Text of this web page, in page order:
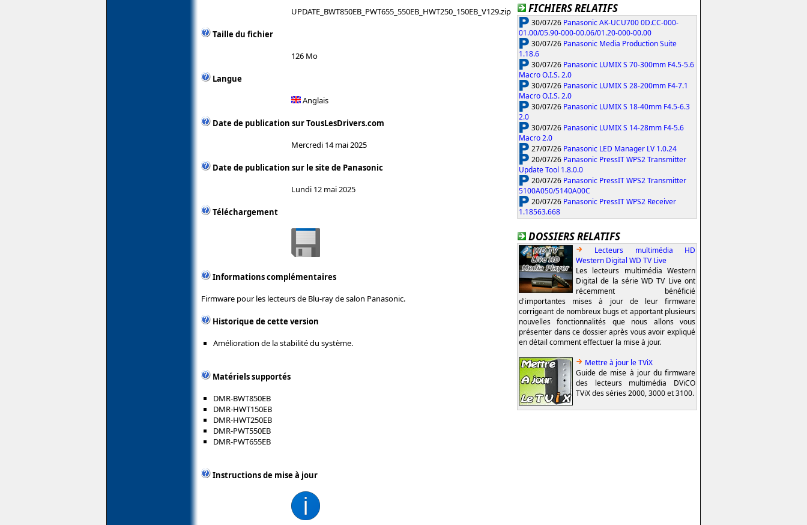
UPDATE_BWT850EB_PWT655_550EB_HWT250_150EB_V129.zip
Taille du fichier
126 Mo
Langue
Anglais
Date de publication sur TousLesDrivers.com
Mercredi 14 mai 2025
Date de publication sur le site de Panasonic
Lundi 12 mai 2025
Téléchargement
Informations complémentaires
Firmware pour les lecteurs de Blu-ray de salon Panasonic.
Historique de cette version
Amélioration de la stabilité du système.
Matériels supportés
DMR-BWT850EB
DMR-HWT150EB
DMR-HWT250EB
DMR-PWT550EB
DMR-PWT655EB
Instructions de mise à jour
FICHIERS RELATIFS
30/07/26 Panasonic AK-UCU700 0D.CC-000-
01.00/05.90-000-00.06/01.20-000-00.00
30/07/26 Panasonic Media Production Suite
1.18.6
30/07/26 Panasonic LUMIX S 70-300mm F4.5-5.6
Macro O.I.S. 2.0
30/07/26 Panasonic LUMIX S 28-200mm F4-7.1
Macro O.I.S. 2.0
30/07/26 Panasonic LUMIX S 18-40mm F4.5-6.3
2.0
30/07/26 Panasonic LUMIX S 14-28mm F4-5.6
Macro 2.0
27/07/26 Panasonic LED Manager LV 1.0.24
20/07/26 Panasonic PressIT WPS2 Transmitter
Update Tool 1.8.0.0
20/07/26 Panasonic PressIT WPS2 Transmitter
5100A050/5140A00C
20/07/26 Panasonic PressIT WPS2 Receiver
1.18563.668
DOSSIERS RELATIFS
Lecteurs multimédia HD
Western Digital WD TV Live
Les lecteurs multimédia Western
Digital de la série WD TV Live ont
récemment bénéficié
d'importantes mises à jour de leur firmware
corrigeant de nombreux bugs et apportant plusieurs
nouvelles fonctionnalités que nous allons vous
présenter dans ce dossier après vous avoir expliqué
en détail comment effectuer la mise à jour.
Mettre à jour le TViX
Guide de mise à jour du firmware
des lecteurs multimédia DViCO
TViX des séries 2000, 3000 et 3100.